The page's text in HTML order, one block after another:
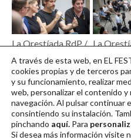
La Orestíada RdP /
Foto: Jero Morales
06
Descargar en alta
La
Foto:
07
A través de esta web, en EL
cookies propias y de terceros
y su funcionamiento, realizar
web, personalizar el contenido
navegación. Al pulsar continuar
consintiendo su instalación.
pinchando aquí. Para
Si desea más información visite